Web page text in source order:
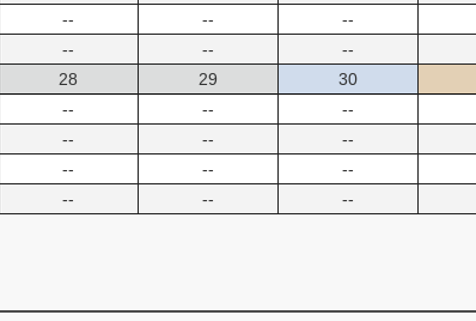
--
--
--
--
--
--
28
--
--
--
--
29
--
--
--
--
30
--
--
--
--